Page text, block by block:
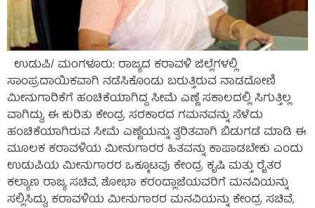
ಉಡುಪಿ/ ಮಂಗಳೂರು: ರಾಜ್ಯದ ಕರಾವಳಿ ಜಿಲ್ಲೆಗಳಲ್ಲಿ
ಸಾಂಪ್ರದಾಯಿಕವಾಗಿ ನಡೆಸಿಕೊಂಡು ಬರುತ್ತಿರುವ ನಾಡದೋಣಿ
ಮೀನುಗಾರಿಕೆಗೆ ಹಂಚಿಕೆಯಾಗಿದ್ದ ಸೀಮೆ ಎಣ್ಣೆ ಸಕಾಲದಲ್ಲಿ ಸಿಗುತ್ತಿಲ್ಲ
ವಾಗಿದ್ದು, ಈ ಕುರಿತು ಕೇಂದ್ರ ಸರಕಾರದ ಗಮನವನ್ನು ಸೆಳೆದು
ಹಂಚಿಕೆಯಾಗಿರುವ ಸೀಮೆ ಎಣ್ಣೆಯನ್ನು ತ್ವರಿತವಾಗಿ ಬಿಡುಗಡೆ ಮಾಡಿ ಈ
ಮೂಲಕ ಕರಾವಳಿಯ ಮೀನುಗಾರರ ಹಿತವನ್ನು ಕಾಪಾಡಬೇಕು ಎಂದು
ಉಡುಪಿಯ ಮೀನುಗಾರರ ಒಕ್ಕೂಟವು ಕೇಂದ್ರ ಕೃಷಿ ಮತ್ತು ರೈತರ
ಕಲ್ಯಾಣ ರಾಜ್ಯ ಸಚಿವೆ, ಶೋಭಾ ಕರಂದ್ಲಾಜೆಯವರಿಗೆ ಮನವಿಯನ್ನು
ಸಲ್ಲಿಸಿದ್ದು, ಕರಾವಳಿಯ ಮೀನುಗಾರರ ಮನವಿಯನ್ನು ಕೇಂದ್ರ ಸಚಿವೆ,